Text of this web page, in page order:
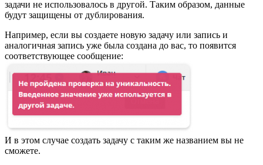
задачи не использовалось в другой. Таким образом, данные
будут защищены от дублирования.
Например, если вы создаете новую задачу или запись и
аналогичная запись уже была создана до вас, то появится
соответствующее сообщение:
И в этом случае создать задачу с таким же названием вы не
сможете.